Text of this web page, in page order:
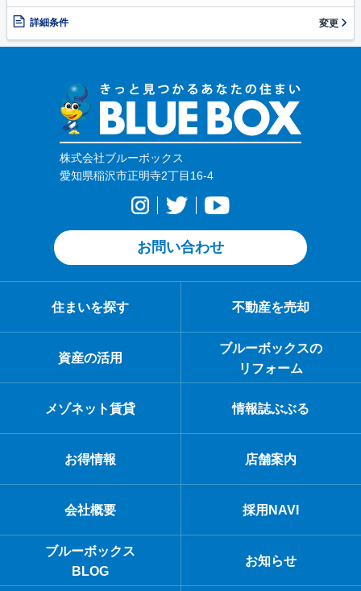
詳細条件 変更
株式会社ブルーボックス
愛知県稲沢市正明寺2丁目16-4
お問い合わせ
住まいを探す 不動産を売却
資産の活用
ブルーボックスの
リフォーム
メゾネット賃貸 情報誌ぶぶる
お得情報 店舗案内
会社概要 採用NAVI
ブルーボックス
BLOG
お知らせ